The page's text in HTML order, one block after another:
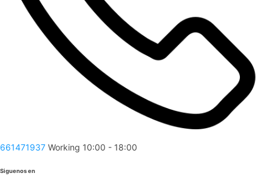
661471937 Working 10:00 - 18:00
Siguenos en